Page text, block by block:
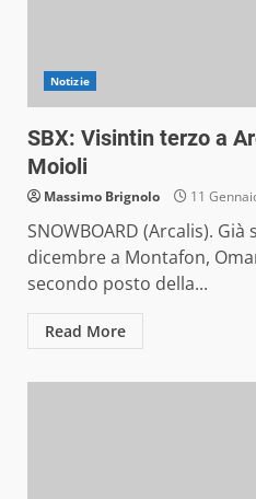
Notizie
SBX: Visintin terzo a
Moioli
Massimo Brignolo 11
SNOWBOARD (Arcalis).
dicembre a Montafon,
secondo posto della...
Read More